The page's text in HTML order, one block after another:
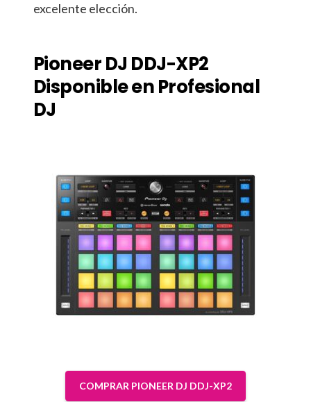
excelente elección.
Pioneer DJ DDJ-XP2
Disponible en Profesional
DJ
COMPRAR PIONEER DJ DDJ-XP2